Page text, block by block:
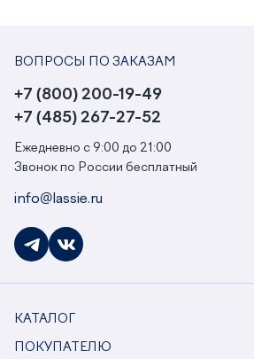
ВОПРОСЫ ПО ЗАКАЗАМ
+7 (800) 200-19-49
+7 (485) 267-27-52
Ежедневно с 9:00 до 21:00
Звонок по России бесплатный
info@lassie.ru
КАТАЛОГ
ПОКУПАТЕЛЮ